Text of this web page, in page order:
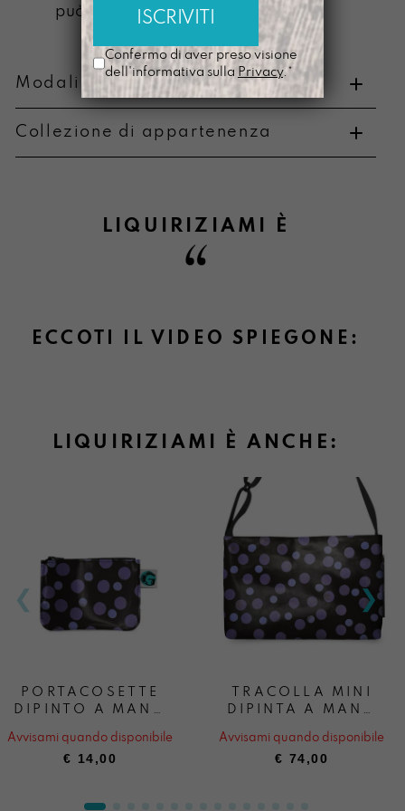
può scolorire
Modalità di pagamento e resi
Collezione di appartenenza
LIQUIRIZIAMI È
ECCOTI IL VIDEO SPIEGONE:
LIQUIRIZIAMI È ANCHE:
PORTACOSETTE
DIPINTO A MANO
Avvisami quando disponibile
€ 14,00
TRACOLLA MINI
DIPINTA A MANO
Avvisami quando disponibile
€ 74,00
Confermo di aver preso visione
dell'informativa sulla Privacy.*